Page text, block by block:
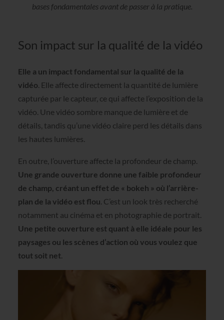
bases fondamentales avant de passer à la pratique.
Son impact sur la qualité de la vidéo
Elle a un impact fondamental sur la qualité de la
vidéo. Elle affecte directement la quantité de lumière
capturée par le capteur, ce qui affecte l’exposition de la
vidéo. Une vidéo sombre manque de lumière et de
détails, tandis qu’une vidéo claire perd les détails dans
les hautes lumières.
En outre, l’ouverture affecte la profondeur de champ.
Une grande ouverture donne une faible profondeur
de champ, créant un effet de « bokeh » où l’arrière-
plan de la vidéo est flou . C’est un look très recherché
notamment au cinéma et en photographie de portrait.
Une petite ouverture est quant à elle idéale pour les
paysages ou les scènes d’action où vous voulez que
tout soit net